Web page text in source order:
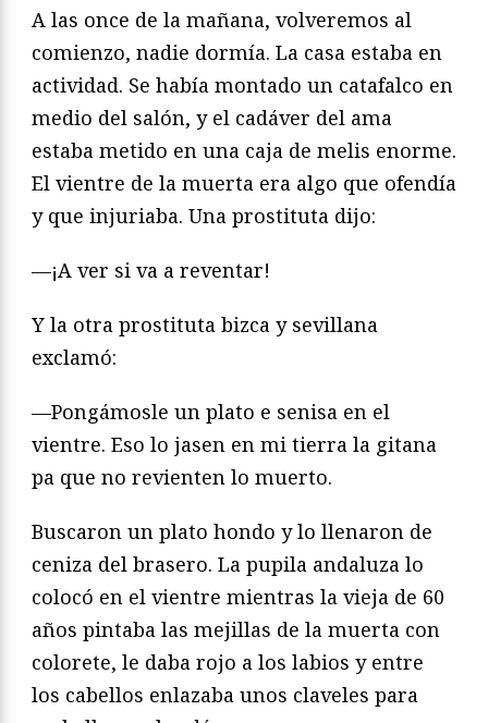
A las once de la mañana, volveremos al
comienzo, nadie dormía. La casa estaba en
actividad. Se había montado un catafalco en
medio del salón, y el cadáver del ama
estaba metido en una caja de melis enorme.
El vientre de la muerta era algo que ofendía
y que injuriaba. Una prostituta dijo:
—¡A ver si va a reventar!
Y la otra prostituta bizca y sevillana
exclamó:
—Pongámosle un plato e senisa en el
vientre. Eso lo jasen en mi tierra la gitana
pa que no revienten lo muerto.
Buscaron un plato hondo y lo llenaron de
ceniza del brasero. La pupila andaluza lo
colocó en el vientre mientras la vieja de 60
años pintaba las mejillas de la muerta con
colorete, le daba rojo a los labios y entre
los cabellos enlazaba unos claveles para